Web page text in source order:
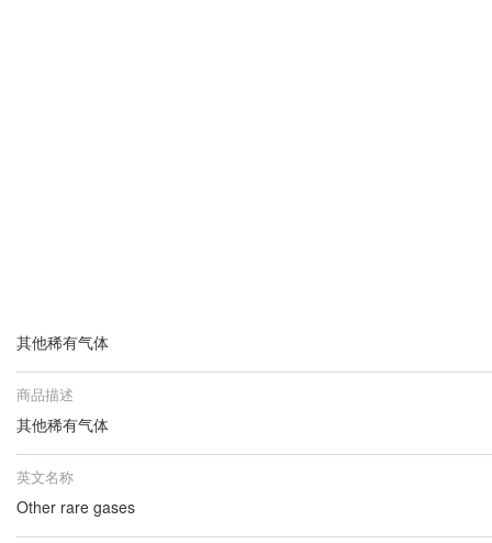
其他稀有气体
商品描述
其他稀有气体
英文名称
Other rare gases